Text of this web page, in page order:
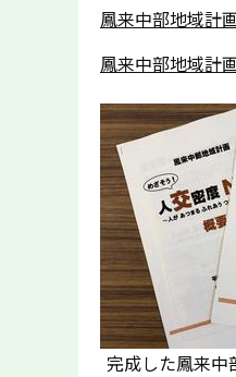
鳳来中部地域計
鳳来中部地域計
完成した鳳来